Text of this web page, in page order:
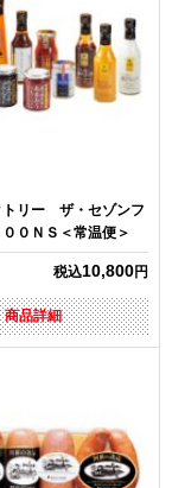
トリー ザ・セゾンフ
０ＮＳ＜常温便＞
税込10,800円
商品詳細